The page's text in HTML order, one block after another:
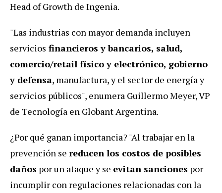
Head of Growth de Ingenia.
"Las industrias con mayor demanda incluyen
servicios financieros y bancarios, salud,
comercio/retail físico y electrónico, gobierno
y defensa, manufactura, y el sector de energía y
servicios públicos", enumera Guillermo Meyer, VP
de Tecnología en Globant Argentina.
¿Por qué ganan importancia? "Al trabajar en la
prevención se reducen los costos de posibles
daños por un ataque y se evitan sanciones por
incumplir con regulaciones relacionadas con la